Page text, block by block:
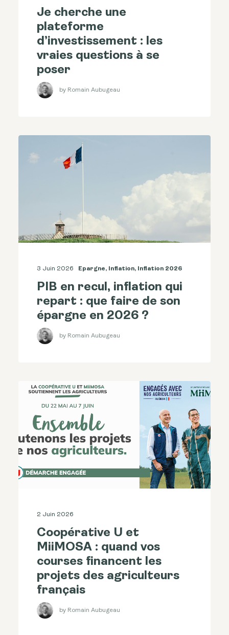
Je cherche une
plateforme
d’investissement : les
vraies questions à se
poser
by Romain Aubugeau
3 Juin 2026 Epargne, Inflation, Inflation 2026
PIB en recul, inflation qui
repart : que faire de son
épargne en 2026 ?
by Romain Aubugeau
2 Juin 2026
Coopérative U et
MiiMOSA : quand vos
courses financent les
projets des agriculteurs
français
by Romain Aubugeau